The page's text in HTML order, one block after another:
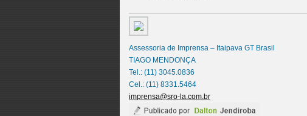
Assessoria de Imprensa – Itaipava GT Brasil
TIAGO MENDONÇA
Tel.: (11) 3045.0836
Cel.: (11) 8331.5464
imprensa@sro-la.com.br